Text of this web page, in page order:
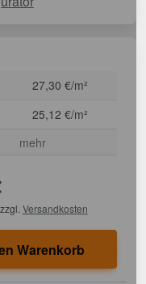
27,30 €/m²
25,12 €/m²
mehr
Versandkosten
Warenkorb